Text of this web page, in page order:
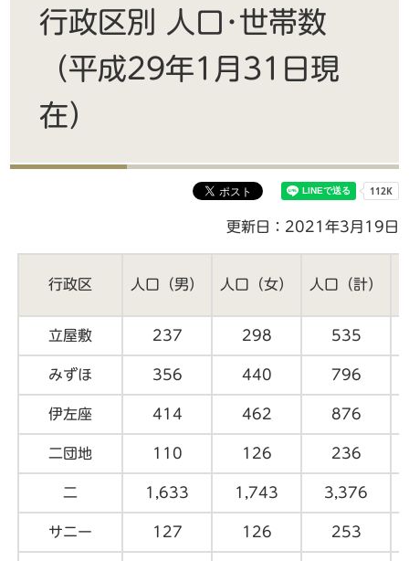
行政区別 人口･世帯数
（平成29年1月31日現
在）
更新日：2021年3月19日
行政区 人口（男） 人口（女）
人口（計）
立屋敷 237 298 535
みずほ 356 440 796
伊左座 414 462 876
二団地 110 126 236
二 1,633 1,743 3,376
サニー 127 126 253